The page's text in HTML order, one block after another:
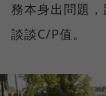
務本身出問題
談談C/P值。